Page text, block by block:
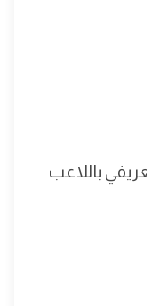
باللاعب